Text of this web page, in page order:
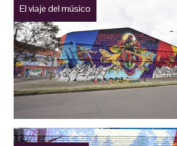
El viaje del músico